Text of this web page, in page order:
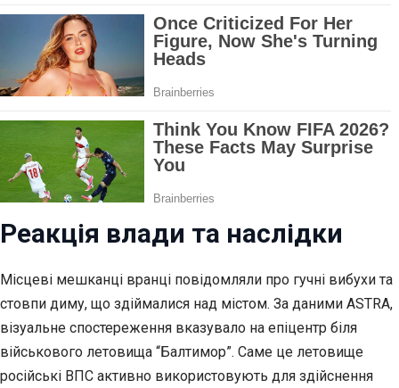
Реакція влади та наслідки
Місцеві мешканці вранці повідомляли про гучні вибухи та
стовпи диму, що здіймалися над містом. За даними ASTRA,
візуальне спостереження вказувало на епіцентр біля
військового летовища “Балтимор”. Саме це летовище
російські ВПС активно використовують для здійснення